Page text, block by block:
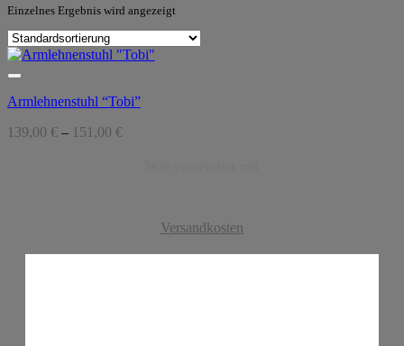
Einzelnes Ergebnis wird angezeigt
Armlehnenstuhl “Tobi”
139,00 € – 151,00 €
Versandkosten